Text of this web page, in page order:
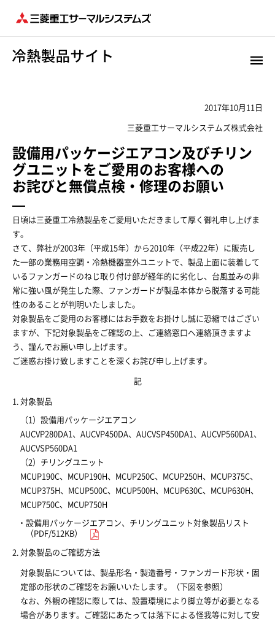
2017年10月11日
三菱重工サーマルシステムズ株式会社
設備用パッケージエアコン及びチリン
グユニットをご愛用のお客様への
お詫びと無償点検・修理のお願い
日頃は三菱重工冷熱製品をご愛用いただきまして厚く御礼申し上げま
す。
さて、弊社が2003年（平成15年）から2010年（平成22年）に販売し
た一部の業務用空調・冷熱機器室外ユニットで、製品上面に装着して
いるファンガードのねじ取り付け部が経年的に劣化し、台風並みの非
常に強い風が発生した際、ファンガードが製品本体から脱落する可能
性のあることが判明いたしました。
対象製品をご愛用のお客様にはお手数をお掛けし誠に恐縮ではござい
ますが、下記対象製品をご確認の上、ご連絡窓口へ連絡頂きますよ
う、謹んでお願い申し上げます。
ご迷惑お掛け致しますことを深くお詫び申し上げます。
記
対象製品
（1） 設備用パッケージエアコン
AUCVP280DA1、AUCVP450DA、AUCVSP450DA1、AUCVP560DA1、
AUCVSP560DA1
（2） チリングユニット
MCUP190C、MCUP190H、MCUP250C、MCUP250H、MCUP375C、
MCUP375H、MCUP500C、MCUP500H、MCUP630C、MCUP630H、
MCUP750C、MCUP750H
設備用パッケージエアコン、チリングユニット対象製品リスト
（PDF/512KB）
対象製品のご確認方法
対象製品については、製品形名・製造番号・ファンガード形状・固
定部の形状のご確認をお願いいたします。（下図を参照）
なお、外観の確認に際しては、設置環境により脚立等が必要となる
場合があります。ご確認にあたっては落下による怪我等に対して安